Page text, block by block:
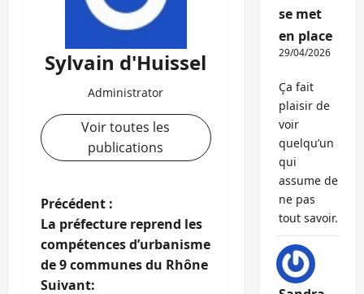
Sylvain d'Huissel
Administrator
Voir toutes les
publications
N
a
v
Précédent :
La préfecture reprend les
compétences d’urbanisme
de 9 communes du Rhône
Suivant:
se met
en place
29/04/2026
Ça fait
plaisir de
voir
quelqu’un
qui
assume de
ne pas
tout savoir.